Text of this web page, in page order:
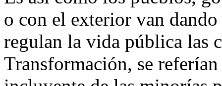
o con el exterior van
regulan la vida pública las
Transformación, se